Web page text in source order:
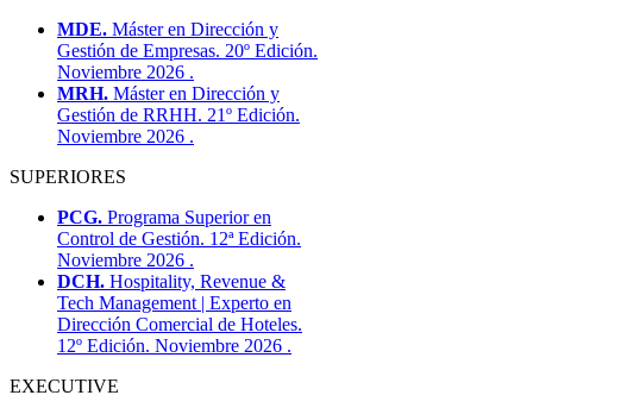
MDE. Máster en Dirección y
Gestión de Empresas. 20º Edición.
Noviembre 2026 .
MRH. Máster en Dirección y
Gestión de RRHH. 21º Edición.
Noviembre 2026 .
SUPERIORES
PCG. Programa Superior en
Control de Gestión. 12ª Edición.
Noviembre 2026 .
DCH. Hospitality, Revenue &
Tech Management | Experto en
Dirección Comercial de Hoteles.
12º Edición. Noviembre 2026 .
EXECUTIVE